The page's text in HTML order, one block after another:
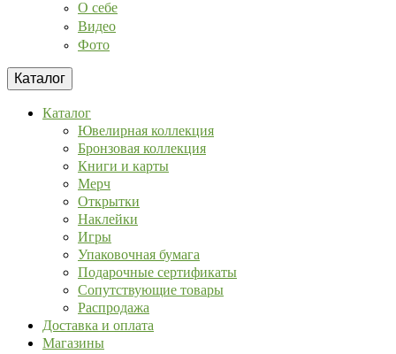
О себе
Видео
Фото
Каталог
Каталог
Ювелирная коллекция
Бронзовая коллекция
Книги и карты
Мерч
Открытки
Наклейки
Игры
Упаковочная бумага
Подарочные сертификаты
Сопутствующие товары
Распродажа
Доставка и оплата
Магазины